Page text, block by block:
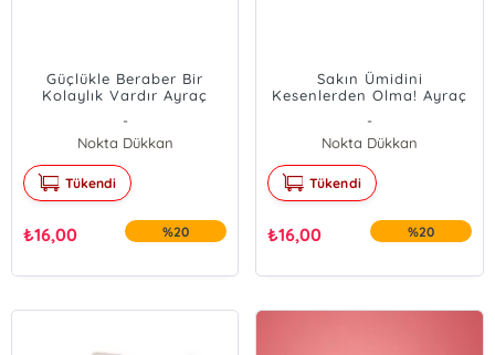
Güçlükle Beraber Bir
Kolaylık Vardır Ayraç
-
Nokta Dükkan
Tükendi
₺16,00 %20
Sakın Ümidini
Kesenlerden Olma! Ayraç
-
Nokta Dükkan
Tükendi
₺16,00 %20